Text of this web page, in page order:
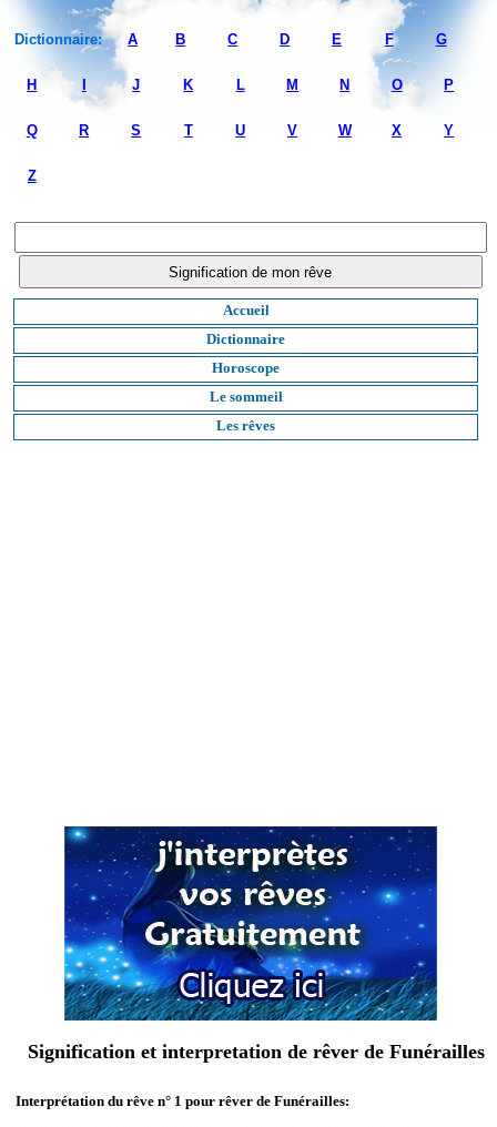
Dictionnaire: A B C D E F G
H J K L M N O P
Q R S T U V W X Y
Z
Accueil
Dictionnaire
Horoscope
Le sommeil
Les rêves
Signification et interpretation de rêver de Funérailles
Interprétation du rêve n° 1 pour rêver de Funérailles: